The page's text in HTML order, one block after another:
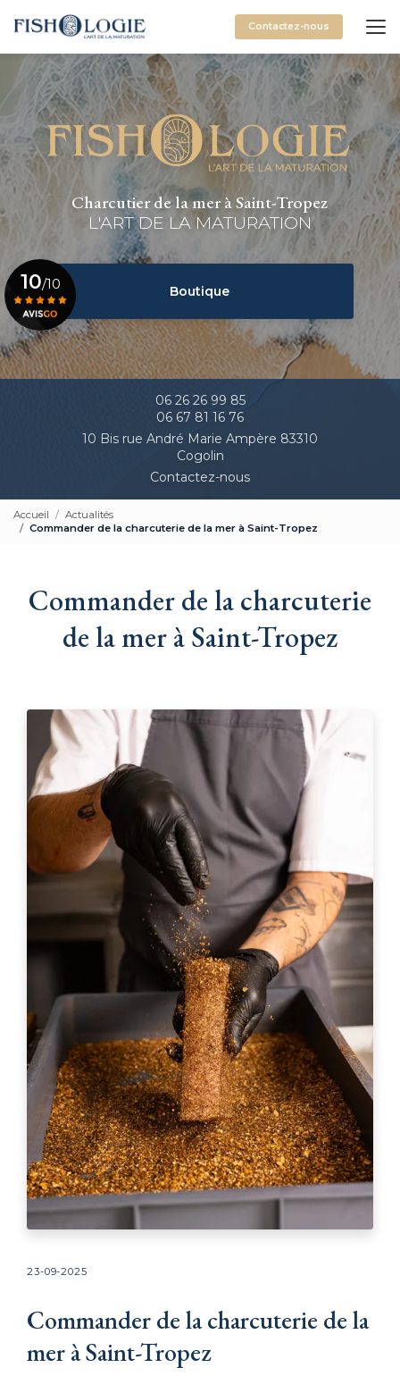
au
principal
Contactez-nous
Charcutier de la mer à Saint-Tropez
L'ART DE LA MATURATION
Boutique
06 26 26 99 85
06 67 81 16 76
10 Bis rue André Marie Ampère 83310
Cogolin
Contactez-nous
10/10
Voir le certificat
Accueil
Actualités
Commander de la charcuterie de la mer à Saint-Tropez
Commander de la charcuterie
de la mer à Saint-Tropez
23-09-2025
Commander de la charcuterie de la
mer à Saint-Tropez